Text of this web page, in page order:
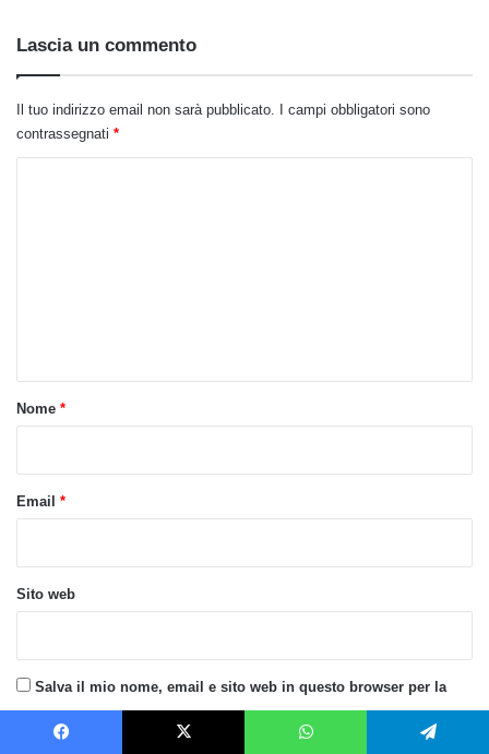
Lascia un commento
Il tuo indirizzo email non sarà pubblicato.
I campi obbligatori sono
contrassegnati *
oNome *
Email *
Sito web
Salva il mio nome, email e sito web in questo browser per la